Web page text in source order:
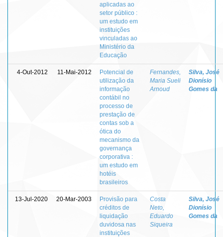
aplicadas ao
setor público :
um estudo em
instituições
vinculadas ao
Ministério da
Educação
4-Out-2012 11-Mai-2012
Potencial de
utilização da
informação
contábil no
processo de
prestação de
contas sob a
ótica do
mecanismo da
governança
corporativa :
um estudo em
hotéis
brasileiros
Fernandes,
Maria Sueli
Arnoud
Silva, José
Dionísio
Gomes da
13-Jul-2020 20-Mar-2003
Provisão para
créditos de
liquidação
duvidosa nas
instituições
Costa
Neto,
Eduardo
Siqueira
Silva, José
Dionísio
Gomes da